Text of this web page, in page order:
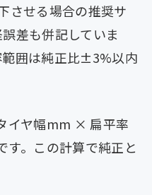
させる場合の推奨サ
差も併記していま
範囲は純正比±3%以内
イヤ幅mm × 扁平率
。この計算で純正と